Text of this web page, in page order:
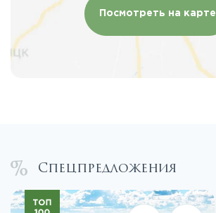
Посмотреть на карте
Спецпредложения